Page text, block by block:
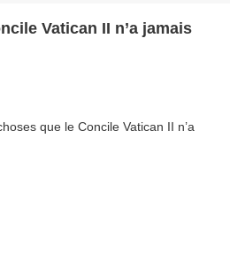
Vatican II n’a jamais